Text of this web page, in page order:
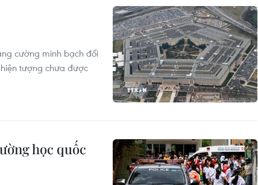
cường minh bạch đối
tượng chưa được
học quốc